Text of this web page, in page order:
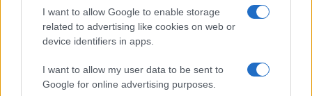
I want to allow Google to enable storage
related to advertising like cookies on web or
device identifiers in apps.
I want to allow my user data to be sent to
Google for online advertising purposes.
redazione sostiene un approccio metodico
alle prove su pista, cura il format 'tecnica e
cronaca' e conserva i fogli di appunti del